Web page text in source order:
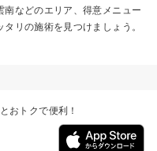
などのエリア、得意メニュー
リの施術を見つけましょう。
おトクで便利！